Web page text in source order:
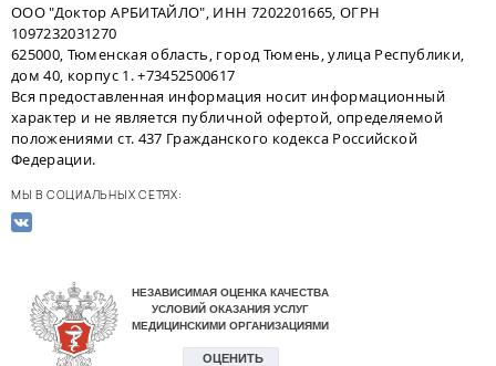
ООО "Доктор АРБИТАЙЛО", ИНН 7202201665, ОГРН
1097232031270
625000, Тюменская область, город Тюмень, улица Республики,
дом 40, корпус 1. +73452500617
Вся предоставленная информация носит информационный
характер и не является публичной офертой, определяемой
положениями ст. 437 Гражданского кодекса Российской
Федерации.
МЫ В СОЦИАЛЬНЫХ СЕТЯХ: